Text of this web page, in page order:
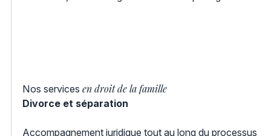
Nos services en droit de la famille
Divorce et séparation
Accompagnement juridique tout au long du processus